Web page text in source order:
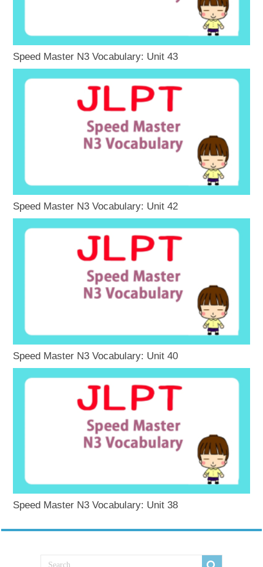
Speed Master N3 Vocabulary: Unit 43
Speed Master N3 Vocabulary: Unit 42
Speed Master N3 Vocabulary: Unit 40
Speed Master N3 Vocabulary: Unit 38